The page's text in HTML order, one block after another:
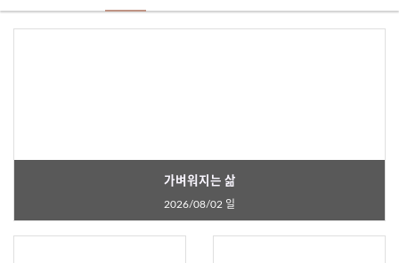
가벼워지는 삶
2026/08/02 일